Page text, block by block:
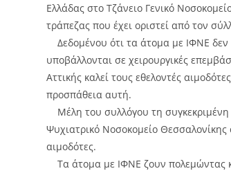
Ελλάδας στο Τζάνειο Γενικό
τράπεζας που έχει οριστεί από τον
Δεδομένου ότι τα άτομα με ΙΦΝΕ
υποβάλλονται σε χειρουργικές
Αττικής καλεί τους εθελοντές
προσπάθεια αυτή.
Μέλη του συλλόγου τη συγκεκριμένη
Ψυχιατρικό Νοσοκομείο
αιμοδότες.
Τα άτομα με ΙΦΝΕ ζουν πολεμώντας